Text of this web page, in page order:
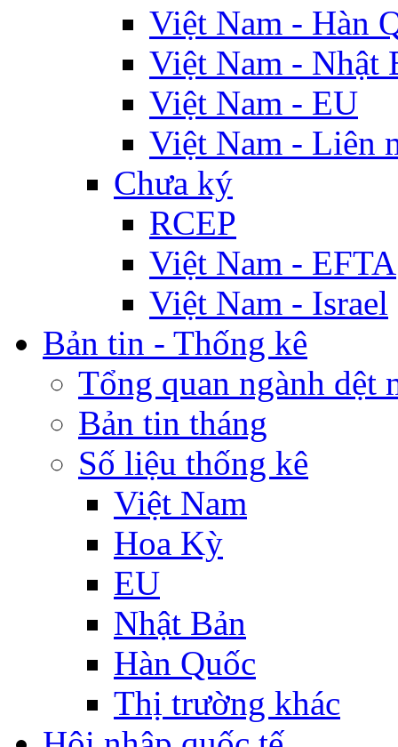
Việt Nam - Hàn
Việt Nam - Nhật
Việt Nam - EU
Việt Nam - Liên
Chưa ký
RCEP
Việt Nam - EFTA
Việt Nam - Israel
Bản tin - Thống kê
Tổng quan ngành dệt
Bản tin tháng
Số liệu thống kê
Việt Nam
Hoa Kỳ
EU
Nhật Bản
Hàn Quốc
Thị trường khác